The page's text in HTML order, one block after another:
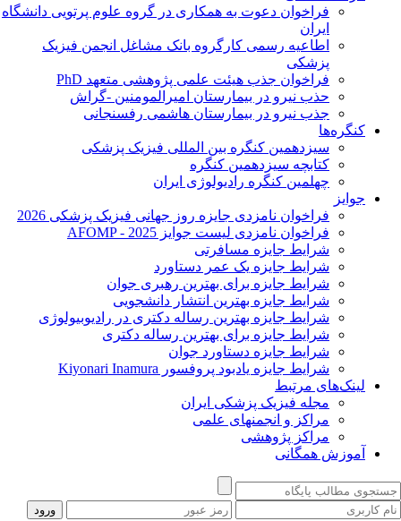
فراخوان دعوت به همکاری در گروه علوم پرتویی دانشگاه
ایران
اطاعیه رسمی کارگروه بانک مشاغل انجمن فیزیک
پزشکی
فراخوان جذب هیئت علمی پژوهشی متعهد PhD
حذب نیرو در بیمارستان امیرالمومنین -گراش
جذب نیرو در بیمارستان هاشمی رفسنجانی
کنگره‌ها
سیزدهمین کنگره بین المللی فیزیک پزشکی
کتابچه سیزدهمین کنگره
چهلمین کنگره رادیولوژی ایران
جوایز
فراخوان نامزدی جایزه روز جهانی فیزیک پزشکی 2026
فراخوان نامزدی لیست جوایز AFOMP - 2025
شرایط جایزه مسافرتی
شرایط جایزه یک عمر دستاورد
شرایط جایزه برای بهترین رهبری جوان
شرایط جایزه بهترین انتشار دانشجویی
شرایط جایزه بهترین رساله دکتری در رادیوبیولوژی
شرایط جایزه برای بهترین رساله دکتری
شرایط جایزه دستاورد جوان
شرایط جایزه یادبود پروفسور Kiyonari Inamura
لینک‌های مرتبط
مجله فیزیک پزشکی ایران
مراکز و انجمنهای علمی
مراکز پژوهشی
آموزش همگانی